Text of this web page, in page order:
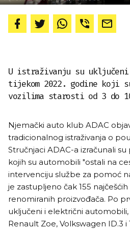
U istraživanju su
tijekom 2022. godine koji
vozilima starosti od 3 do
Njemački auto klub ADAC
tradicionalnog istraživanja o
Stručnjaci ADAC-a izračunali
kojih su automobili "ostali na
intervenciju službe za pomoć
je zastupljeno čak 155
renomiranih proizvođača. Po
uključeni i električni automobili,
Renault Zoe, Volkswagen ID.3 i